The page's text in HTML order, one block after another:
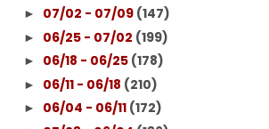
► 07/02 - 07/09 (147)
► 06/25 - 07/02 (199)
► 06/18 - 06/25 (178)
► 06/11 - 06/18 (210)
► 06/04 - 06/11 (172)